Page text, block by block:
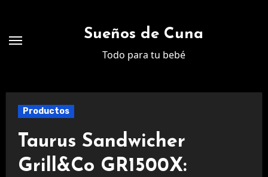
contenido
Sueños de Cuna
Todo para tu bebé
Productos
Taurus Sandwicher
Grill&Co GR1500X: